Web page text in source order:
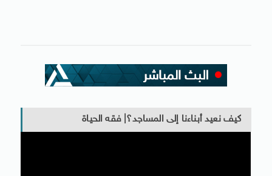
كيف نعيد أبناءنا إلى المساجد؟| فقه الحياة